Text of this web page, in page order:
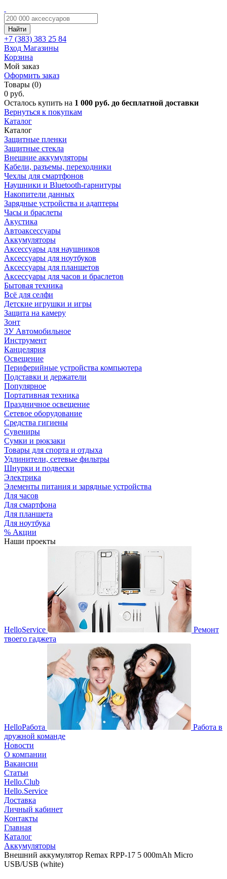
Найти
+7 (383) 383 25 84
Вход Магазины
Корзина
Мой заказ
Оформить заказ
Товары (0)
0 руб.
Осталось купить на 1 000 руб. до бесплатной доставки
Вернуться к покупкам
Каталог
Каталог
Защитные пленки
Защитные стекла
Внешние аккумуляторы
Кабели, разъемы, переходники
Чехлы для смартфонов
Наушники и Bluetooth-гарнитуры
Накопители данных
Зарядные устройства и адаптеры
Часы и браслеты
Акустика
Автоаксессуары
Аккумуляторы
Аксессуары для наушников
Аксессуары для ноутбуков
Аксессуары для планшетов
Аксессуары для часов и браслетов
Бытовая техника
Всё для селфи
Детские игрушки и игры
Защита на камеру
Зонт
ЗУ Автомобильное
Инструмент
Канцелярия
Освещение
Периферийные устройства компьютера
Подставки и держатели
Популярное
Портативная техника
Праздничное освещение
Сетевое оборудование
Средства гигиены
Сувениры
Сумки и рюкзаки
Товары для спорта и отдыха
Удлинители, сетевые фильтры
Шнурки и подвески
Электрика
Элементы питания и зарядные устройства
Для часов
Для смартфона
Для планшета
Для ноутбука
% Акции
Наши проекты
HelloService
Ремонт
твоего гаджета
HelloРабота
Работа в
дружной команде
Новости
О компании
Вакансии
Статьи
Hello.Club
Hello.Service
Доставка
Личный кабинет
Контакты
Главная
Каталог
Аккумуляторы
Внешний аккумулятор Remax RPP-17 5 000mAh Micro
USB/USB (white)